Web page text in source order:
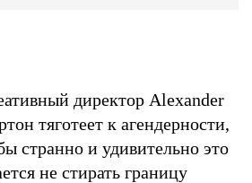
директор Alexander
тяготеет к агендерности,
странно и удивительно это
не стирать границу